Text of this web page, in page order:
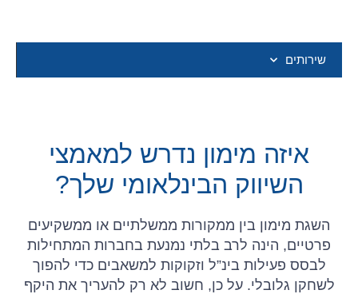
איזה מימון נדרש למאמצי
השיווק הבינלאומי שלך?
השגת מימון בין ממקורות ממשלתיים או ממשקיעים
פרטיים, הינה לרב בלתי נמנעת בחברות המתחילות
לבסס פעילות בינ”ל וזקוקות למשאבים כדי להפוך
לשחקן גלובלי. על כן, חשוב לא רק להעריך את היקף
שירותים